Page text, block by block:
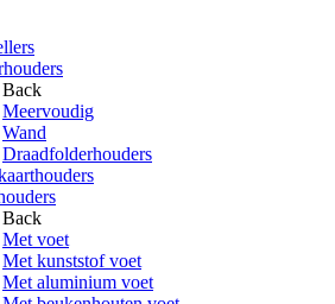
Back
Meervoudig
Wand
Draadfolderhouders
Back
Met voet
Met kunststof voet
Met aluminium voet